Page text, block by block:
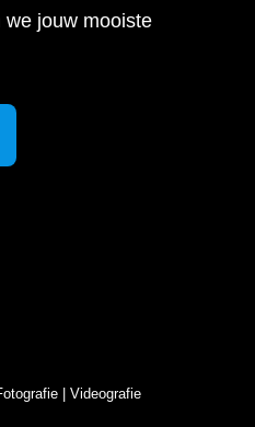
we jouw mooiste
| Videografie